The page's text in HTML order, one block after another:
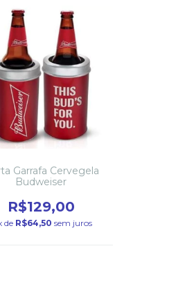
Garrafa Cervegela
Budweiser
R$129,00
de R$64,50 sem juros